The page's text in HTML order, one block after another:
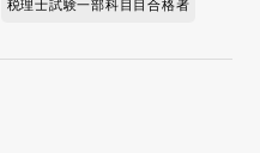
税理士試験一部科目目合格者